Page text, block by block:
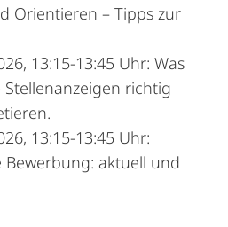
Orientieren – Tipps zur
13:15-13:45 Uhr: Was
Stellenanzeigen richtig
13:15-13:45 Uhr:
aktuell und